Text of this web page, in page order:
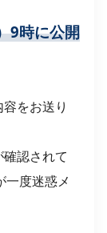
9時に公開
をお送り
認されて
一度迷惑メ